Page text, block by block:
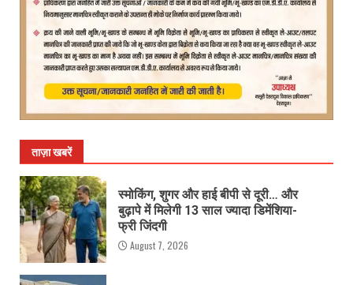
ताज़ा खबरें
स्मोकिंग, शुगर और हाई बीपी से दूरी… और
बुढ़ापे में मिलेगी 13 साल ज्यादा डिमेंशिया-
फ्री जिंदगी
August 7, 2026